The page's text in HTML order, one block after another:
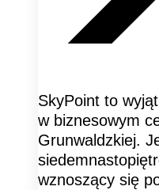
SkyPoint to
w biznesowym
Grunwaldzkiej.
wznoszący się